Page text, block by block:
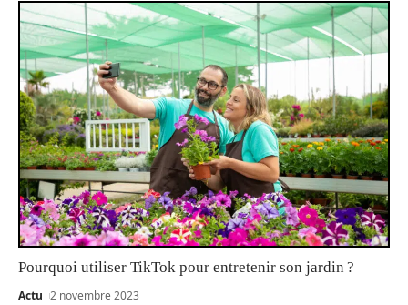
Pourquoi utiliser TikTok pour entretenir son jardin ?
Actu 2 novembre 2023